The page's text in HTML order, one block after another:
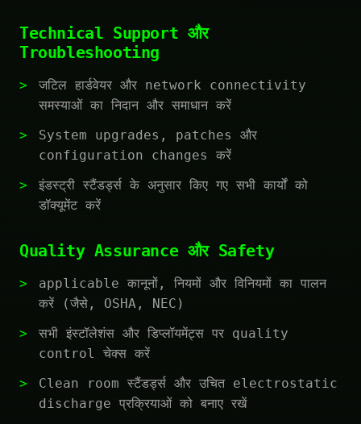
Technical Support और
Troubleshooting
जटिल हार्डवेयर और network connectivity
समस्याओं का निदान और समाधान करें
System upgrades, patches और
configuration changes करें
इंडस्ट्री स्टैंडर्ड्स के अनुसार किए गए सभी कार्यों को
डॉक्यूमेंट करें
Quality Assurance और Safety
applicable कानूनों, नियमों और विनियमों का पालन
करें (जैसे, OSHA, NEC)
सभी इंस्टॉलेशंस और डिप्लॉयमेंट्स पर quality
control चेक्स करें
Clean room स्टैंडर्ड्स और उचित electrostatic
discharge प्रक्रियाओं को बनाए रखें